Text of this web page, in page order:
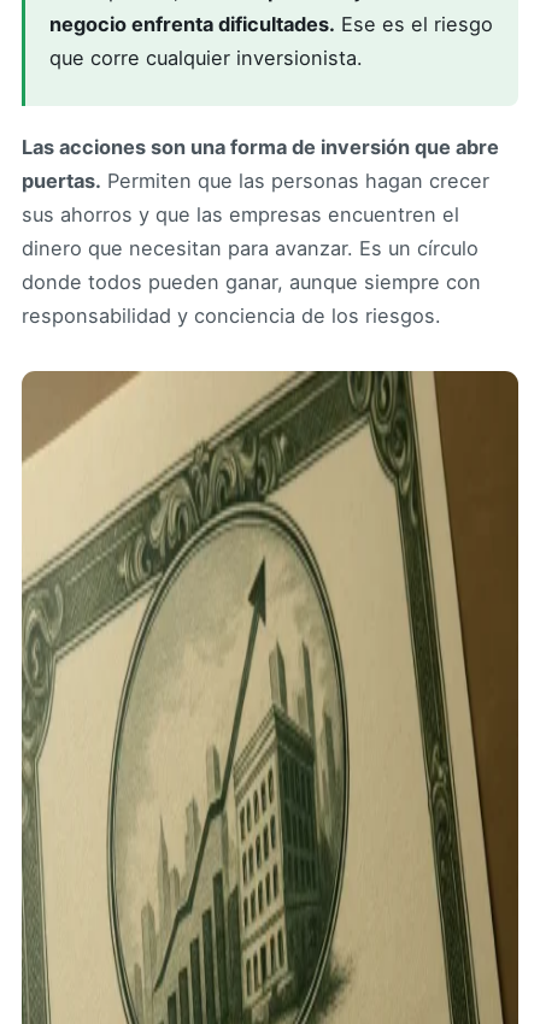
negocio enfrenta dificultades. Ese es el riesgo
que corre cualquier inversionista.
Las acciones son una forma de inversión que abre
puertas. Permiten que las personas hagan crecer
sus ahorros y que las empresas encuentren el
dinero que necesitan para avanzar. Es un círculo
donde todos pueden ganar, aunque siempre con
responsabilidad y conciencia de los riesgos.